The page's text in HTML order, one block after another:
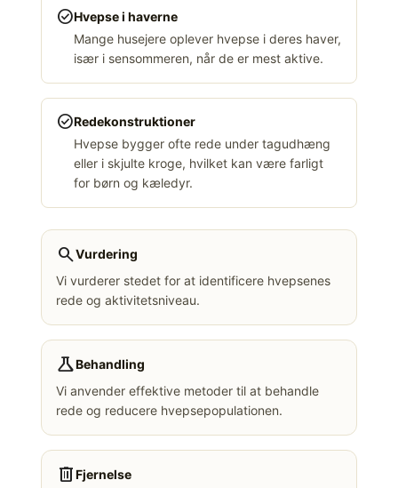
check_circleHvepse i haverne
Mange husejere oplever hvepse i deres haver,
især i sensommeren, når de er mest aktive.
check_circleRedekonstruktioner
Hvepse bygger ofte rede under tagudhæng
eller i skjulte kroge, hvilket kan være farligt
for børn og kæledyr.
searchVurdering
Vi vurderer stedet for at identificere hvepsenes
rede og aktivitetsniveau.
scienceBehandling
Vi anvender effektive metoder til at behandle
rede og reducere hvepsepopulationen.
deleteFjernelse